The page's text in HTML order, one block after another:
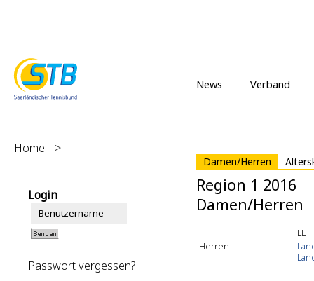
News Verband
Damen/Herren
Home >
Login
Passwort vergessen?
Region 1 2016
Damen/Herren
LL
Herren